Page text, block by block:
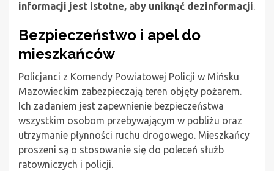
informacji jest istotne, aby uniknąć dezinformacji.
Bezpieczeństwo i apel do
mieszkańców
Policjanci z Komendy Powiatowej Policji w Mińsku
Mazowieckim zabezpieczają teren objęty pożarem.
Ich zadaniem jest zapewnienie bezpieczeństwa
wszystkim osobom przebywającym w pobliżu oraz
utrzymanie płynności ruchu drogowego. Mieszkańcy
proszeni są o stosowanie się do poleceń służb
ratowniczych i policji.